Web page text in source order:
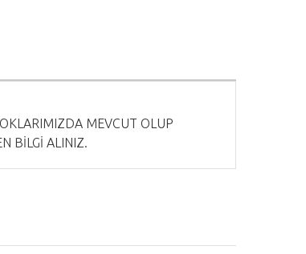
MEVCUT OLUP
BİLGİ ALINIZ.